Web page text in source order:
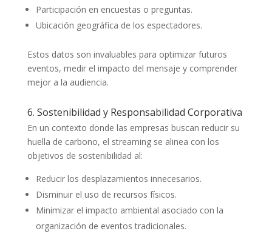
Participación en encuestas o preguntas.
Ubicación geográfica de los espectadores.
Estos datos son invaluables para optimizar futuros
eventos, medir el impacto del mensaje y comprender
mejor a la audiencia.
6. Sostenibilidad y Responsabilidad Corporativa
En un contexto donde las empresas buscan reducir su
huella de carbono, el streaming se alinea con los
objetivos de sostenibilidad al:
Reducir los desplazamientos innecesarios.
Disminuir el uso de recursos físicos.
Minimizar el impacto ambiental asociado con la
organización de eventos tradicionales.